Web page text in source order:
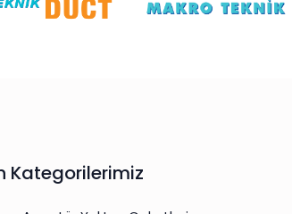
Kategorilerimiz